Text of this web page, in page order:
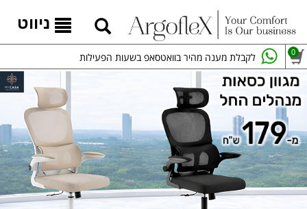
ניווט
לקבלת מענה מהיר בוואטסאפ בשעות הפעילות 0